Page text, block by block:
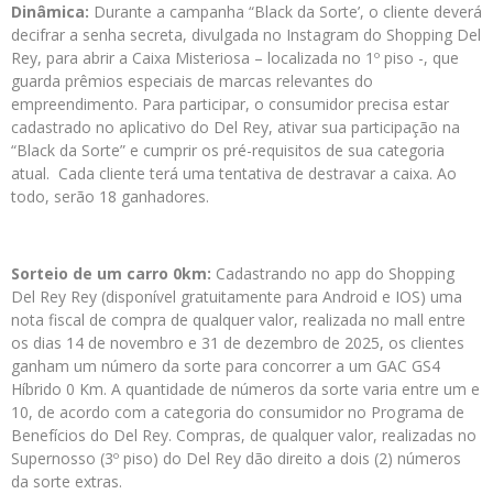
Dinâmica: Durante a campanha “Black da Sorte’, o cliente deverá
decifrar a senha secreta, divulgada no Instagram do Shopping Del
Rey, para abrir a Caixa Misteriosa – localizada no 1º piso -, que
guarda prêmios especiais de marcas relevantes do
empreendimento. Para participar, o consumidor precisa estar
cadastrado no aplicativo do Del Rey, ativar sua participação na
“Black da Sorte” e cumprir os pré-requisitos de sua categoria
atual. Cada cliente terá uma tentativa de destravar a caixa. Ao
todo, serão 18 ganhadores.
Sorteio de um carro 0km: Cadastrando no app do Shopping
Del Rey Rey (disponível gratuitamente para Android e IOS) uma
nota fiscal de compra de qualquer valor, realizada no mall entre
os dias 14 de novembro e 31 de dezembro de 2025, os clientes
ganham um número da sorte para concorrer a um GAC GS4
Híbrido 0 Km. A quantidade de números da sorte varia entre um e
10, de acordo com a categoria do consumidor no Programa de
Benefícios do Del Rey. Compras, de qualquer valor, realizadas no
Supernosso (3º piso) do Del Rey dão direito a dois (2) números
da sorte extras.